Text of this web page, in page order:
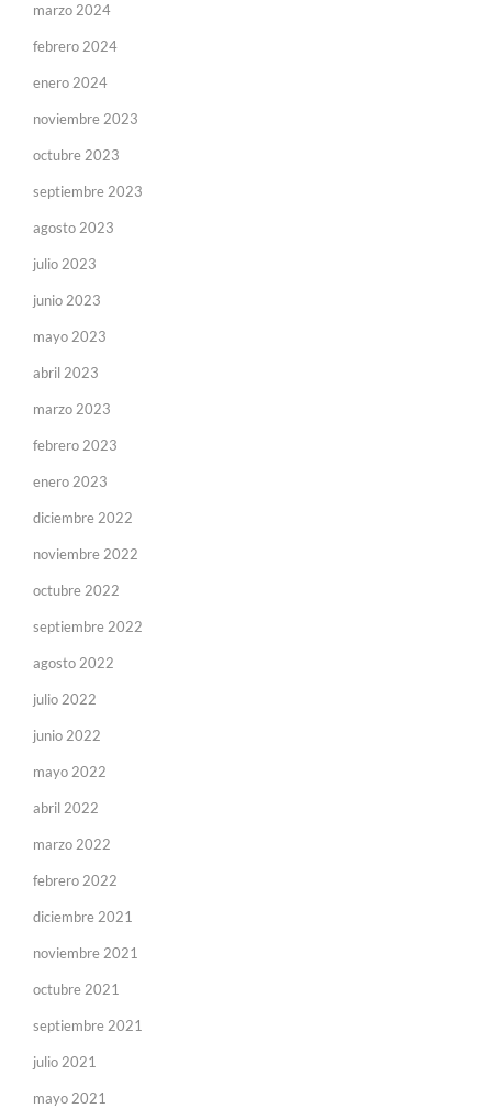
marzo 2024
febrero 2024
enero 2024
noviembre 2023
octubre 2023
septiembre 2023
agosto 2023
julio 2023
junio 2023
mayo 2023
abril 2023
marzo 2023
febrero 2023
enero 2023
diciembre 2022
noviembre 2022
octubre 2022
septiembre 2022
agosto 2022
julio 2022
junio 2022
mayo 2022
abril 2022
marzo 2022
febrero 2022
diciembre 2021
noviembre 2021
octubre 2021
septiembre 2021
julio 2021
mayo 2021